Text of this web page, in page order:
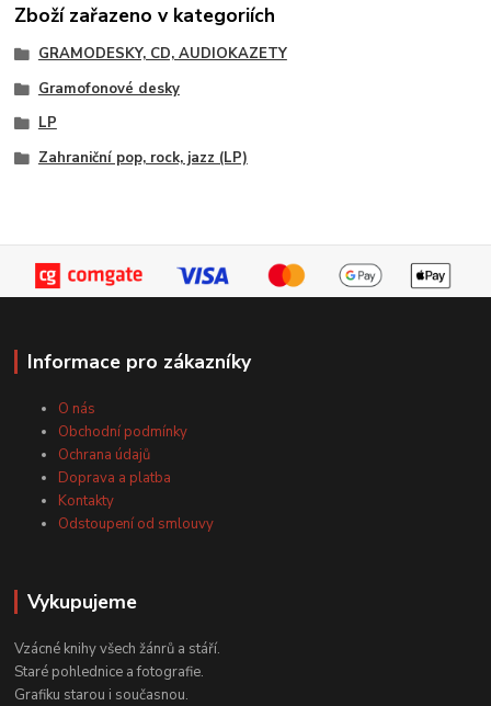
Zboží zařazeno v kategoriích
GRAMODESKY, CD, AUDIOKAZETY
Gramofonové desky
LP
Zahraniční pop, rock, jazz (LP)
Informace pro zákazníky
O nás
Obchodní podmínky
Ochrana údajů
Doprava a platba
Kontakty
Odstoupení od smlouvy
Vykupujeme
Vzácné knihy všech žánrů a stáří.
Staré pohlednice a fotografie.
Grafiku starou i současnou.